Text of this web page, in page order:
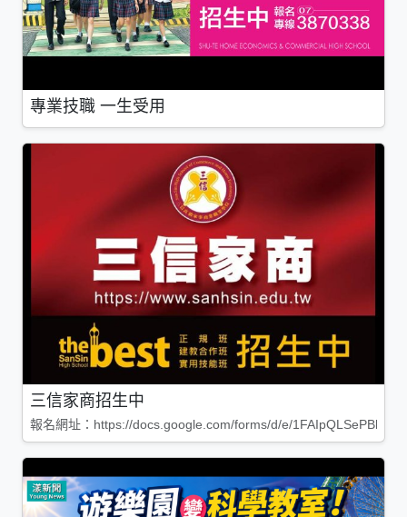
專業技職 一生受用
三信家商招生中
報名網址：https://docs.google.com/forms/d/e/